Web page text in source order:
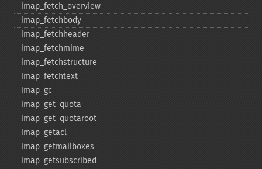
imap_​fetch_​overview
imap_​fetchbody
imap_​fetchheader
imap_​fetchmime
imap_​fetchstructure
imap_​fetchtext
imap_​gc
imap_​get_​quota
imap_​get_​quotaroot
imap_​getacl
imap_​getmailboxes
imap_​getsubscribed